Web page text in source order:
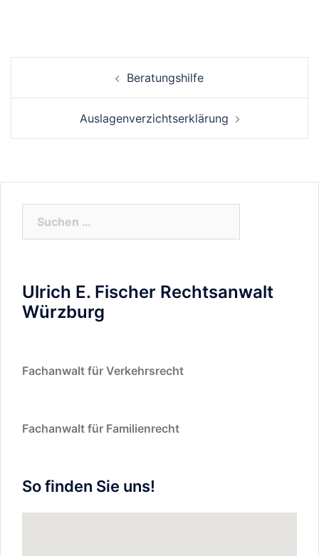
Beratungshilfe
Auslagenverzichtserklärung
nach:
Ulrich E. Fischer Rechtsanwalt
Würzburg
Fachanwalt für Verkehrsrecht
Fachanwalt für Familienrecht
So finden Sie uns!